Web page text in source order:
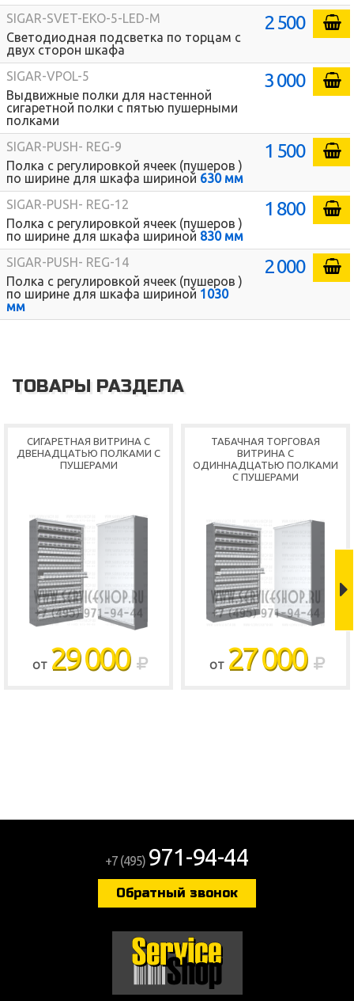
SIGAR-SVET-EKO-5-LED-M
Светодиодная подсветка по торцам с
двух сторон шкафа
2 500
SIGAR-VPOL-5
Выдвижные полки для настенной
сигаретной полки с пятью пушерными
полками
3 000
SIGAR-PUSH- REG-9
Полка с регулировкой ячеек (пушеров )
по ширине для шкафа шириной 630 мм
1 500
SIGAR-PUSH- REG-12
Полка с регулировкой ячеек (пушеров )
по ширине для шкафа шириной 830 мм
1 800
SIGAR-PUSH- REG-14
Полка с регулировкой ячеек (пушеров )
по ширине для шкафа шириной 1030
мм
2 000
ТОВАРЫ РАЗДЕЛА
СИГАРЕТНАЯ ВИТРИНА С
ДВЕНАДЦАТЬЮ ПОЛКАМИ С
ПУШЕРАМИ
ОТ 29 000
ТАБАЧНАЯ ТОРГОВАЯ
ВИТРИНА С
ОДИННАДЦАТЬЮ ПОЛКАМИ
С ПУШЕРАМИ
ОТ 27 000
+7 (495) 971-94-44
Обратный звонок